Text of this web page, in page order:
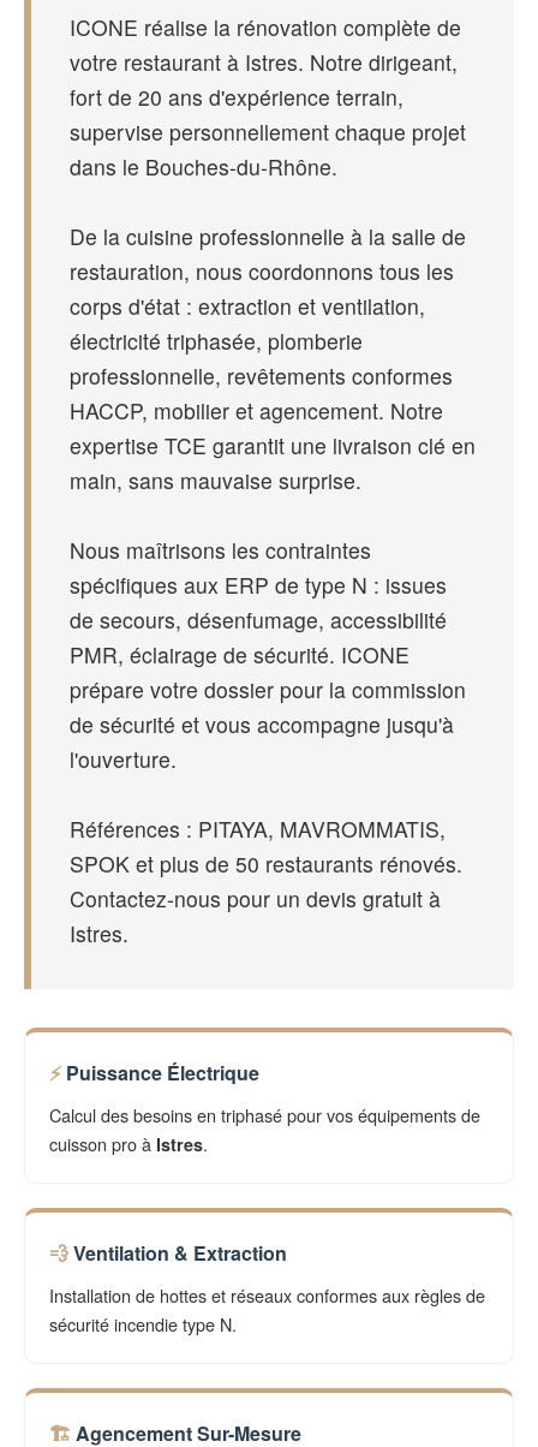
ICONE réalise la rénovation complète de
votre restaurant à Istres. Notre dirigeant,
fort de 20 ans d'expérience terrain,
supervise personnellement chaque projet
dans le Bouches-du-Rhône.
De la cuisine professionnelle à la salle de
restauration, nous coordonnons tous les
corps d'état : extraction et ventilation,
électricité triphasée, plomberie
professionnelle, revêtements conformes
HACCP, mobilier et agencement. Notre
expertise TCE garantit une livraison clé en
main, sans mauvaise surprise.
Nous maîtrisons les contraintes
spécifiques aux ERP de type N : issues
de secours, désenfumage, accessibilité
PMR, éclairage de sécurité. ICONE
prépare votre dossier pour la commission
de sécurité et vous accompagne jusqu'à
l'ouverture.
Références : PITAYA, MAVROMMATIS,
SPOK et plus de 50 restaurants rénovés.
Contactez-nous pour un devis gratuit à
Istres.
Puissance Électrique
Calcul des besoins en triphasé pour vos équipements de
cuisson pro à Istres.
Ventilation & Extraction
Installation de hottes et réseaux conformes aux règles de
sécurité incendie type N.
Agencement Sur-Mesure